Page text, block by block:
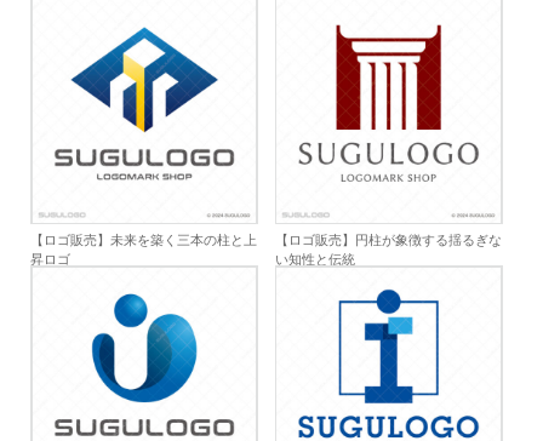
【ロゴ販売】未来を築く三本の柱と上
昇ロゴ
【ロゴ販売】円柱が象徴する揺るぎな
い知性と伝統